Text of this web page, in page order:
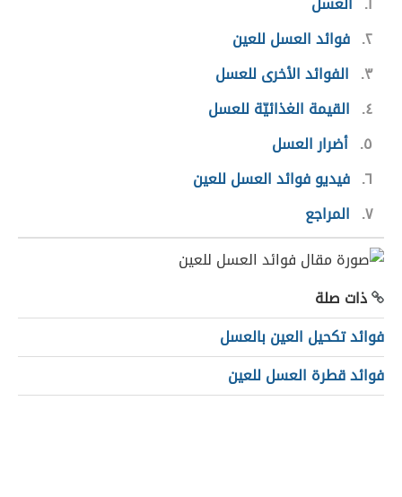
٢ فوائد العسل للعين
٣
الفوائد الأخرى للعسل
٤
القيمة الغذائيّة للعسل
٥ أضرار العسل
٦ فيديو فوائد العسل للعين
٧ المراجع
ذات صلة
فوائد تكحيل العين بالعسل
فوائد قطرة العسل للعين